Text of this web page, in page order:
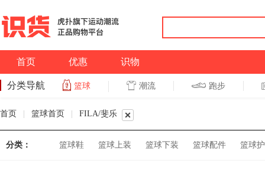
首页 优惠 识物
分类导航 篮球 潮流 跑步
首页 篮球首页 FILA/斐乐
分类： 篮球鞋 篮球上装 篮球下装 篮球配件 篮球